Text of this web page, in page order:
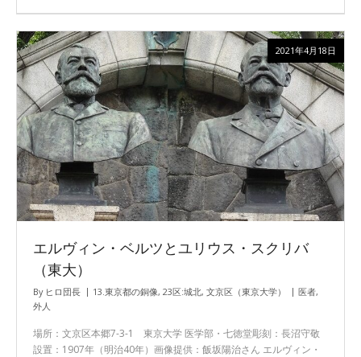
エルヴィン・ベルツとユリウス・スクリバ
（東大）
By ヒロ団長 13.東京都の銅像, 23区:城北, 文京区（東京大学） 医者,
外人
場所：文京区本郷7-3-1 東京大学 医学部・七徳堂彫刻：長沼守敬
設置：1907年（明治40年）画像提供：飯坂陽治さん エルヴィン・
2021年4月18日